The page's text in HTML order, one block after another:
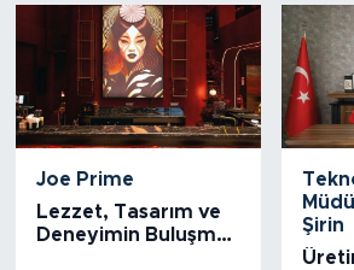
Joe Prime
Lezzet, Tasarım ve
Deneyimin Buluşma
Şirin
Süper Lig Puan Durumu ve
Tüm Manşetler
Son Dakika Haberleri
Haber Arşivi